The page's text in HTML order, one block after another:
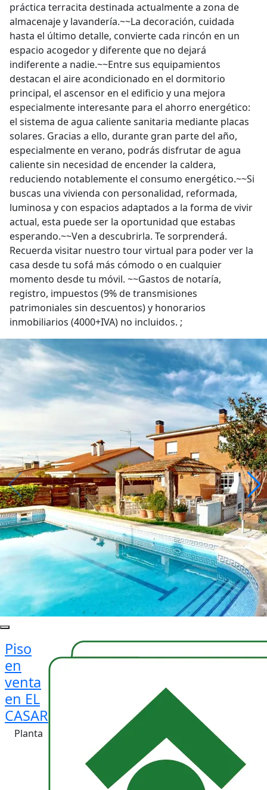
práctica terracita destinada actualmente a zona de
almacenaje y lavandería.~~La decoración, cuidada
hasta el último detalle, convierte cada rincón en un
espacio acogedor y diferente que no dejará
indiferente a nadie.~~Entre sus equipamientos
destacan el aire acondicionado en el dormitorio
principal, el ascensor en el edificio y una mejora
especialmente interesante para el ahorro energético:
el sistema de agua caliente sanitaria mediante placas
solares. Gracias a ello, durante gran parte del año,
especialmente en verano, podrás disfrutar de agua
caliente sin necesidad de encender la caldera,
reduciendo notablemente el consumo energético.~~Si
buscas una vivienda con personalidad, reformada,
luminosa y con espacios adaptados a la forma de vivir
actual, esta puede ser la oportunidad que estabas
esperando.~~Ven a descubrirla. Te sorprenderá.
Recuerda visitar nuestro tour virtual para poder ver la
casa desde tu sofá más cómodo o en cualquier
momento desde tu móvil. ~~Gastos de notaría,
registro, impuestos (9% de transmisiones
patrimoniales sin descuentos) y honorarios
inmobiliarios (4000+IVA) no incluidos. ;
Piso
en
venta
en EL
CASAR
Planta